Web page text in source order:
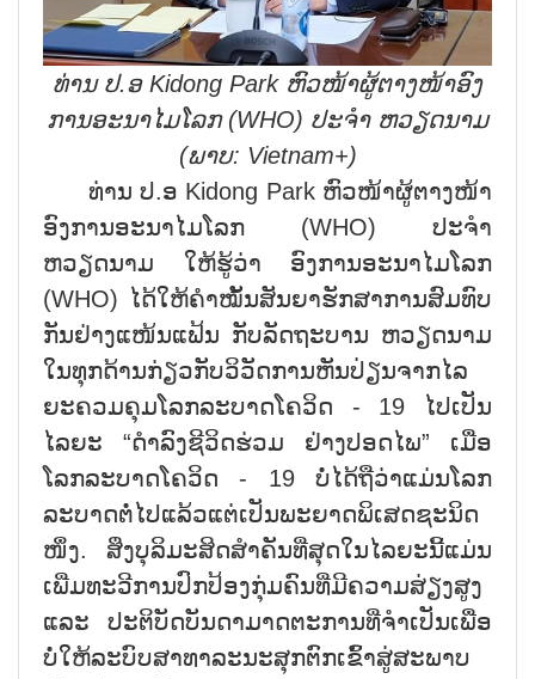
ທ່ານ ປ.ອ Kidong Park ຫົວໜ້າຜູ້ຕາງໜ້າອົງ
ການອະນາໄມໂລກ (WHO) ປະຈຳ ຫວຽດນາມ
(ພາບ: Vietnam+)
ທ່ານ ປ.ອ Kidong Park ຫົວໜ້າຜູ້ຕາງໜ້າ
ອົງການອະນາໄມໂລກ (WHO) ປະຈຳ
ຫວຽດນາມ ໃຫ້ຮູ້ວ່າ ອົງການອະນາໄມໂລກ
(WHO) ໄດ້ໃຫ້ຄຳໝັ້ນສັນຍາຮັກສາການສົມທົບ
ກັນຢ່າງແໜ້ນແຟ້ນ ກັບລັດຖະບານ ຫວຽດນາມ
ໃນທຸກດ້ານກ່ຽວກັບວິວັດການຫັນປ່ຽນຈາກໄລ
ຍະຄວມຄຸມໂລກລະບາດໂຄວິດ - 19 ໄປເປັນ
ໄລຍະ “ດຳລົງຊີວິດຮ່ວມ ຢ່າງປອດໄພ” ເມື່ອ
ໂລກລະບາດໂຄວິດ - 19 ບໍ່ໄດ້ຖືວ່າແມ່ນໂລກ
ລະບາດຕໍ່ໄປແລ້ວແຕ່ເປັນພະຍາດພິເສດຊະນິດ
ໜຶ່ງ. ສິ່ງບຸລິມະສິດສຳຄັນທີ່ສຸດໃນໄລຍະນີ້ແມ່ນ
ເພີ່ມທະວີການປົກປ້ອງກຸ່ມຄົນທີ່ມີຄວາມສ່ຽງສູງ
ແລະ ປະຕິບັດບັນດາມາດຕະການທີ່ຈຳເປັນເພື່ອ
ບໍ່ໃຫ້ລະບົບສາທາລະນະສຸກຕົກເຂົ້າສູ່ສະພາບ